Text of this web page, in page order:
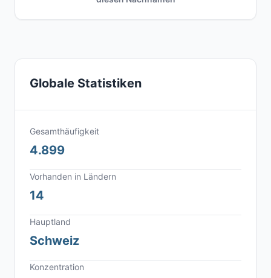
Globale Statistiken
Gesamthäufigkeit
4.899
Vorhanden in Ländern
14
Hauptland
Schweiz
Konzentration